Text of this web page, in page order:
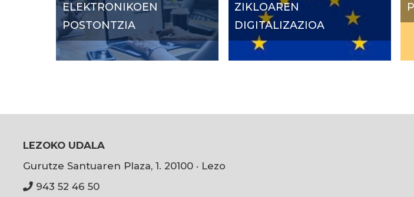
ELEKTRONIKOEN
POSTONTZIA
ZIKLOAREN
DIGITALIZAZIOA
LEZOKO UDALA
Gurutze Santuaren Plaza, 1. 20100 · Lezo
943 52 46 50